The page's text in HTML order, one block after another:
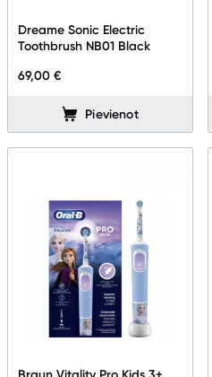
Dreame Sonic Electric
Toothbrush NB01 Black
69,00 €
Pievienot